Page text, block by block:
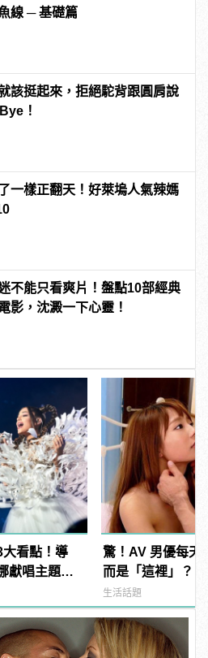
線 ─ 基礎篇
該挺起來，拒絕駝背跟圓肩說
！
一樣正翻天！好萊塢人氣辣媽
不能只看爽片！盤點10部經典
影，沈澱一下心靈！
看點！導
獻唱主題
型男
驚！AV 男優每天
而是「這裡」？ |
型男
生活話題